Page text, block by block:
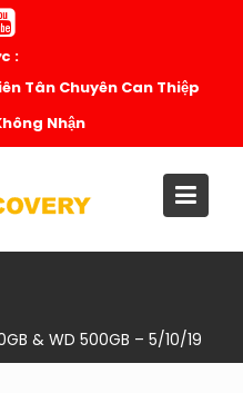
:
Tân Chuyên Can Thiệp
Nhận
& WD 500GB – 5/10/19